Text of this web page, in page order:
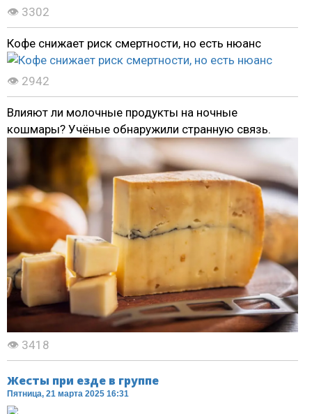
👁 3302
Кофе снижает риск смертности, но есть нюанс
👁 2942
Влияют ли молочные продукты на ночные
кошмары? Учёные обнаружили странную связь.
👁 3418
Жесты при езде в группе
Пятница, 21 марта 2025 16:31